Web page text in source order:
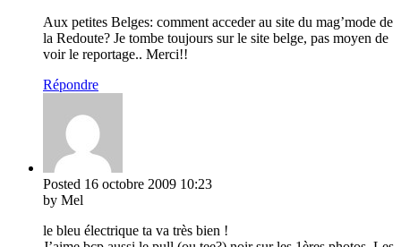
Aux petites Belges: comment acceder au site du mag’mode de
la Redoute? Je tombe toujours sur le site belge, pas moyen de
voir le reportage.. Merci!!
Répondre
Posted 16 octobre 2009 10:23
by Mel
le bleu électrique ta va très bien !